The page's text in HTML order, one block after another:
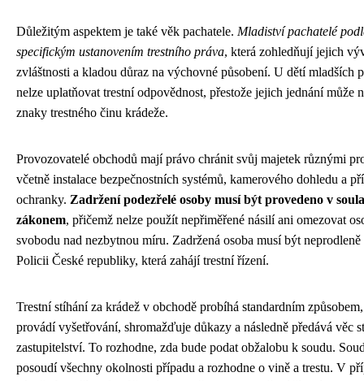
Důležitým aspektem je také věk pachatele. Mladiství pachatelé
specifickým ustanovením trestního práva, která zohledňují jejich
zvláštnosti a kladou důraz na výchovné působení. U dětí mladších
nelze uplatňovat trestní odpovědnost, přestože jejich jednání může
znaky trestného činu krádeže.
Provozovatelé obchodů mají právo chránit svůj majetek různými
včetně instalace bezpečnostních systémů, kamerového dohledu a
ochranky. Zadržení podezřelé osoby musí být provedeno v
zákonem, přičemž nelze použít nepřiměřené násilí ani omezovat
svobodu nad nezbytnou míru. Zadržená osoba musí být neprodleně
Policii České republiky, která zahájí trestní řízení.
Trestní stíhání za krádež v obchodě probíhá standardním
provádí vyšetřování, shromažďuje důkazy a následně předává věc
zastupitelství. To rozhodne, zda bude podat obžalobu k soudu.
posoudí všechny okolnosti případu a rozhodne o vině a trestu. V